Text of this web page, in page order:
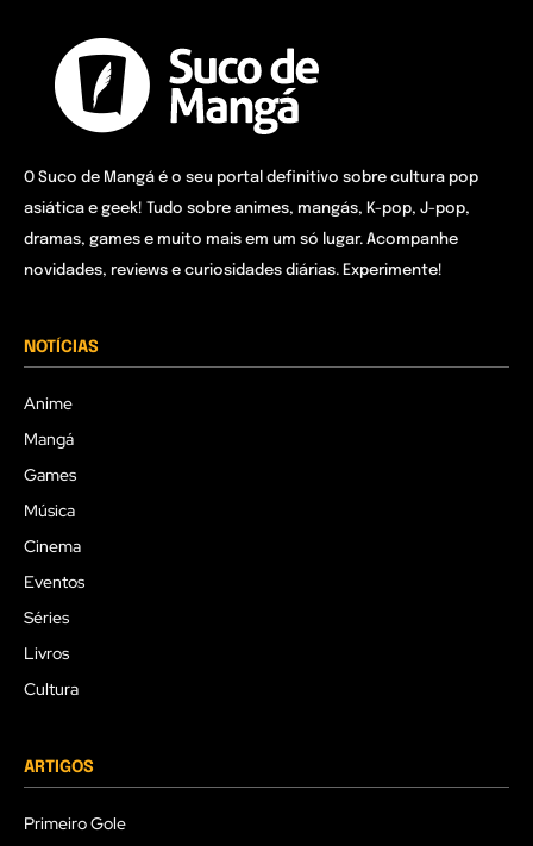
O Suco de Mangá é o seu portal definitivo sobre cultura pop
asiática e geek! Tudo sobre animes, mangás, K-pop, J-pop,
dramas, games e muito mais em um só lugar. Acompanhe
novidades, reviews e curiosidades diárias. Experimente!
NOTÍCIAS
Anime
Mangá
Games
Música
Cinema
Eventos
Séries
Livros
Cultura
ARTIGOS
Primeiro Gole